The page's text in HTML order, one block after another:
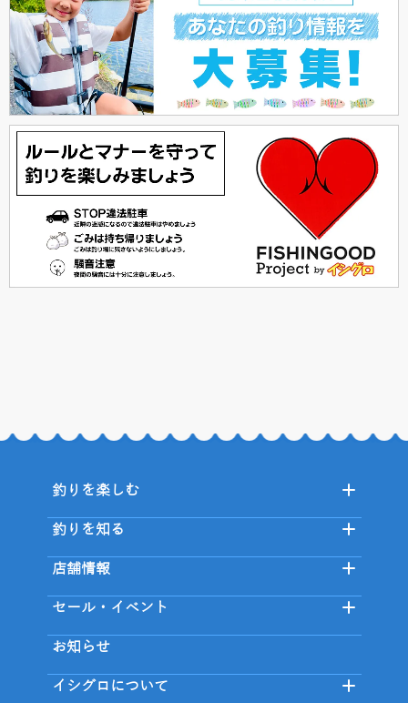
釣りを楽しむ
釣りを知る
店舗情報
セール・イベント
お知らせ
イシグロについて